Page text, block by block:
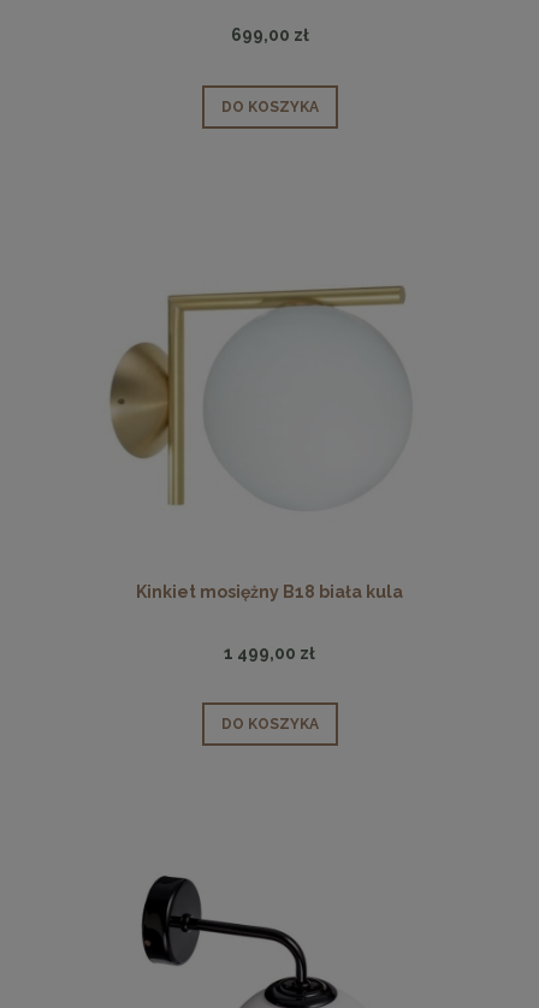
699,00 zł
DO KOSZYKA
Kinkiet mosiężny B18 biała kula
1 499,00 zł
DO KOSZYKA